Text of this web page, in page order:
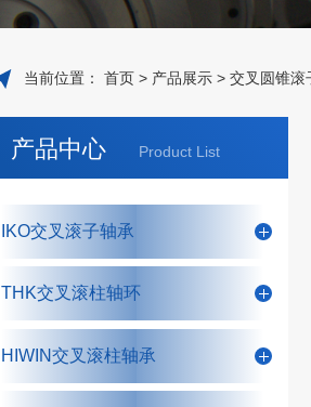
当前位置： 首页> 产品展示> 交叉圆锥滚
产品中心 Product List
IKO交叉滚子轴承
THK交叉滚柱轴环
HIWIN交叉滚柱轴承